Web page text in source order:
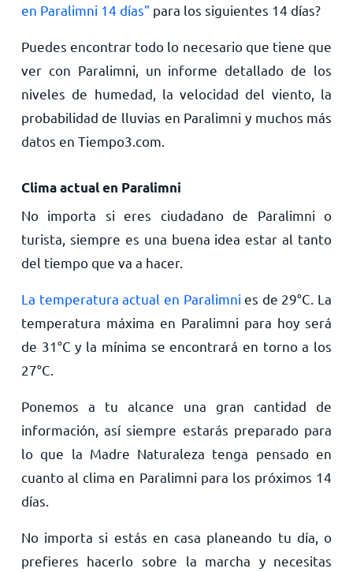
en Paralimni 14 días" para los siguientes 14 días?
Puedes encontrar todo lo necesario que tiene que
ver con Paralimni, un informe detallado de los
niveles de humedad, la velocidad del viento, la
probabilidad de lluvias en Paralimni y muchos más
datos en Tiempo3.com.
Clima actual en Paralimni
No importa si eres ciudadano de Paralimni o
turista, siempre es una buena idea estar al tanto
del tiempo que va a hacer.
La temperatura actual en Paralimni es de 29°C . La
temperatura máxima en Paralimni para hoy será
de 31°C y la mínima se encontrará en torno a los
27°C
Ponemos a tu alcance una gran cantidad de
información, así siempre estarás preparado para
lo que la Madre Naturaleza tenga pensado en
cuanto al clima en Paralimni para los próximos 14
días.
No importa si estás en casa planeando tu día, o
prefieres hacerlo sobre la marcha y necesitas